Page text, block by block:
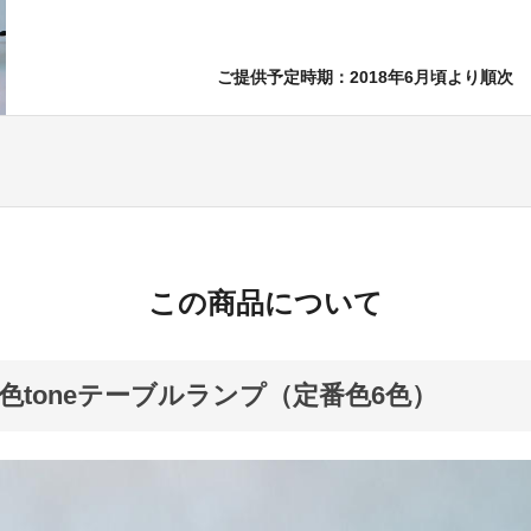
ご提供予定時期：2018年6月頃より順次
この商品について
toneテーブルランプ（定番色6色）